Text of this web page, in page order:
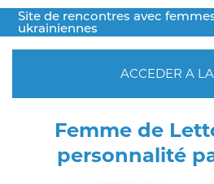
Site de rencontres avec
ukrainiennes
ACCEDER A
Femme de
personnalité